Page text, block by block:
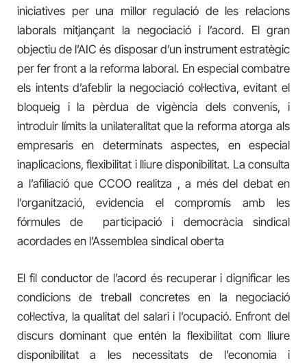
iniciatives per una millor regulació de les relacions
laborals mitjançant la negociació i l’acord. El gran
objectiu de l’AIC és disposar d’un instrument estratègic
per fer front a la reforma laboral. En especial combatre
els intents d’afeblir la negociació col·lectiva, evitant el
bloqueig i la pèrdua de vigència dels convenis, i
introduir límits la unilateralitat que la reforma atorga als
empresaris en determinats aspectes, en especial
inaplicacions, flexibilitat i lliure disponibilitat. La consulta
a l’afiliació que CCOO realitza , a més del debat en
l’organització, evidencia el compromís amb les
fórmules de participació i democràcia sindical
acordades en l’Assemblea sindical oberta
El fil conductor de l’acord és recuperar i dignificar les
condicions de treball concretes en la negociació
col·lectiva, la qualitat del salari i l’ocupació. Enfront del
discurs dominant que entén la flexibilitat com lliure
disponibilitat a les necessitats de l’economia i